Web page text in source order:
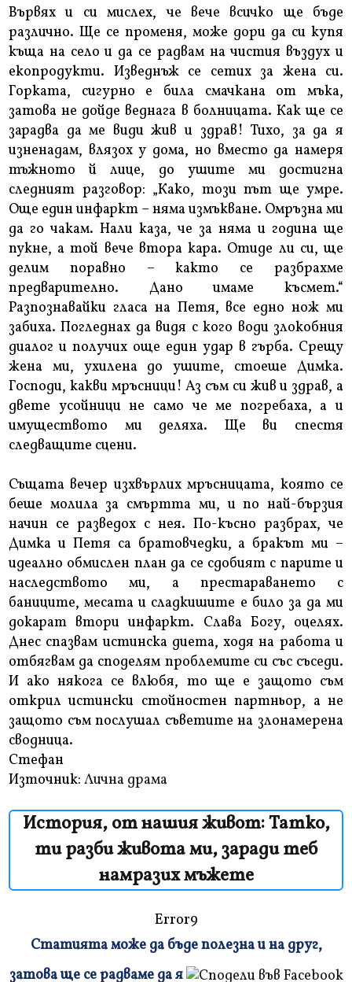
Вървях и си мислех, че вече всичко ще бъде
различно. Ще се променя, може дори да си купя
къща на село и да се радвам на чистия въздух и
екопродукти. Изведнъж се сетих за жена си.
Горката, сигурно е била смачкана от мъка,
затова не дойде веднага в болницата. Как ще се
зарадва да ме види жив и здрав! Тихо, за да я
изненадам, влязох у дома, но вместо да намеря
тъжното й лице, до ушите ми достигна
следният разговор: „Како, този път ще умре.
Още един инфаркт – няма измъкване. Омръзна ми
да го чакам. Нали каза, че за няма и година ще
пукне, а той вече втора кара. Отиде ли си, ще
делим поравно – както се разбрахме
предварително. Дано имаме късмет.“
Разпознавайки гласа на Петя, все едно нож ми
забиха. Погледнах да видя с кого води злокобния
диалог и получих още един удар в гърба. Срещу
жена ми, ухилена до ушите, стоеше Димка.
Господи, какви мръсници! Аз съм си жив и здрав, а
двете усойници не само че ме погребаха, а и
имуществото ми деляха. Ще ви спестя
следващите сцени.
Същата вечер изхвърлих мръсницата, която се
беше молила за смъртта ми, и по най-бързия
начин се разведох с нея. По-късно разбрах, че
Димка и Петя са братовчедки, а бракът ми –
идеално обмислен план да се сдобият с парите и
наследството ми, а престараването с
баниците, месата и сладкишите е било за да ми
докарат втори инфаркт. Слава Богу, оцелях.
Днес спазвам истинска диета, ходя на работа и
отбягвам да споделям проблемите си със съседи.
И ако някога се влюбя, то ще е защото съм
открил истински стойностен партньор, а не
защото съм послушал съветите на злонамерена
сводница.
Стефан
Източник: Лична драма
История, от нашия живот: Татко,
ти разби живота ми, заради теб
намразих мъжете
Error9
Статията може да бъде полезна и на друг,
затова ще се радваме да я